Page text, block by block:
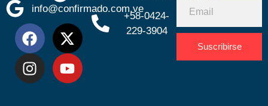
info@confirmado.com.ve
+58-0424-
229-3904
Suscribirse